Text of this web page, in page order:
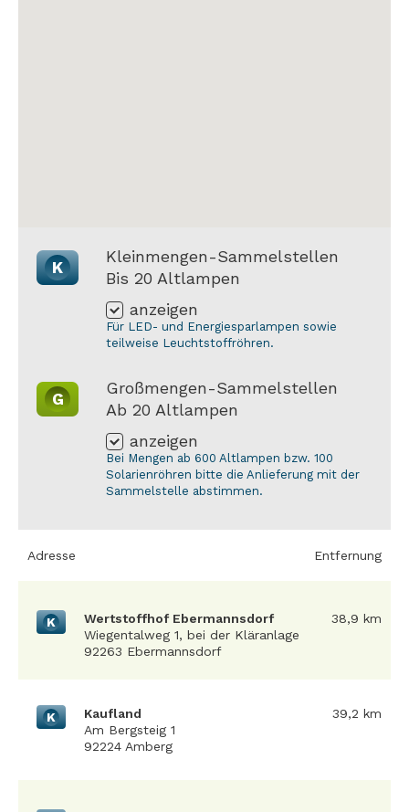
K
Kleinmengen-Sammelstellen
Bis 20 Altlampen
anzeigen
Für LED- und Energiesparlampen sowie
teilweise Leuchtstoffröhren.
G
Großmengen-Sammelstellen
Ab 20 Altlampen
anzeigen
Bei Mengen ab 600 Altlampen bzw. 100
Solarienröhren bitte die Anlieferung mit der
Sammelstelle abstimmen.
Adresse Entfernung
K
Wertstoffhof Ebermannsdorf
Wiegentalweg 1, bei der Kläranlage
92263 Ebermannsdorf
38,9 km
K
Kaufland
Am Bergsteig 1
92224 Amberg
39,2 km